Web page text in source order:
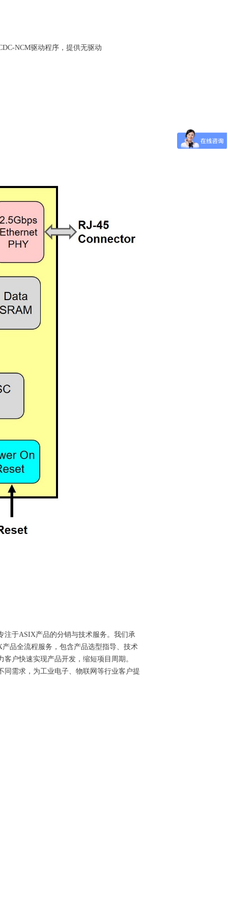
NCM驱动程序，提供无驱动
注于ASIX产品的分销与技术服务。我们承
品全流程服务，包含产品选型指导、技术
户快速实现产品开发，缩短项目周期。
需求，为工业电子、物联网等行业客户提